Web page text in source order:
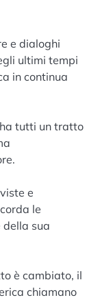
e dialoghi
ultimi tempi
in continua
tutti un tratto
e
le
della sua
è cambiato, il
chiamano